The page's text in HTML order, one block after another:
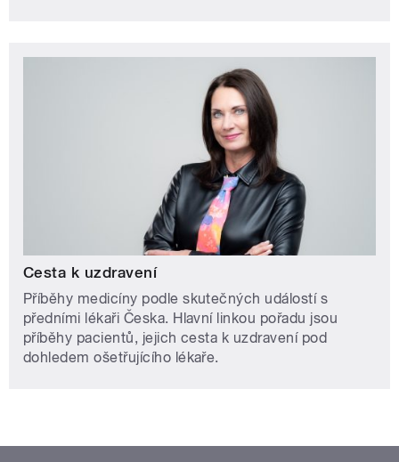
Cesta k uzdravení
Příběhy medicíny podle skutečných událostí s
předními lékaři Česka. Hlavní linkou pořadu jsou
příběhy pacientů, jejich cesta k uzdravení pod
dohledem ošetřujícího lékaře.